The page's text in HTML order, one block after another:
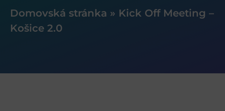
Domovská stránka » Kick Off Meeting –
Košice 2.0